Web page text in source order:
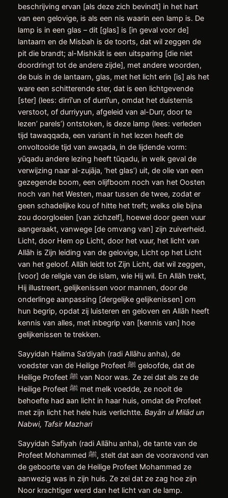
beschrijving ervan [als deze zich bevindt] in het hart
van een gelovige, is als een nis waarin een lamp is. De
lamp is in een glas – dit [glas] is [in geval voor de]
lantaarn en de Misbah is de toorts, dat wil zeggen de
pit die brandt; al-Mishkāt is een uitsparing [die niet
doordringt tot de andere zijde], met andere woorden,
de buis in de lantaarn, glas, met het licht erin [is] als het
ware een schitterende ster, dat is een lichtgevende
[ster] (lees: dirrīʹun of durrī’un, omdat het duisternis
verstoot, of durriyyun, afgeleid van al-Durr, door te
lezen’ parels’) ontstoken, is deze lamp (lees: verleden
tijd tawaqqada, een variant in het lezen heeft de
onvoltooide tijd van awqada, in de lijdende vorm:
yūqadu andere lezing heeft tūqadu, in welk geval de
verwijzing naar al-zujāja, ‘het glas’) uit, de olie van een
gezegende boom, een olijfboom noch van het Oosten
noch van het Westen, maar tussen de twee, zodat er
geen schadelijke kou of hitte het treft; welks olie bijna
zou doorgloeien [van zichzelf], hoewel door geen vuur
aangeraakt, vanwege [de omvang van] zijn zuiverheid.
Licht, door Hem op Licht, door het vuur, het licht van
Allāh is Zijn leiding van de gelovige, Licht op het Licht
van het geloof. Allāh leidt tot Zijn Licht, dat wil zeggen,
[voor] de religie van de islam, wie Hij wil. En Allāh trekt,
Hij illustreert, gelijkenissen voor mannen, door de
onderlinge aanpassing [dergelijke gelijkenissen] om
hun begrip, opdat zij luisteren en geloven en Allāh heeft
kennis van alles, met inbegrip van [kennis van] hoe
gelijkenissen te trekken.
Sayyidah Halima Sa’diyah (radi Allāhu anha), de
voedster van de Heilige Profeet ﷺ geloofde, dat de
Heilige Profeet ﷺ van Noor was. Ze zei dat als ze de
Heilige Profeet ﷺ met melk voedde, ze nooit de
behoefte had aan licht in haar huis, omdat de Profeet
met zijn licht het hele huis verlichtte. Bayān ul Milād un
Nabwi, Tafsir Mazhari
Sayyidah Safiyah (radi Allāhu anha), de tante van de
Profeet Mohammed ﷺ, stelt dat aan de vooravond van
de geboorte van de Heilige Profeet Mohammed ze
aanwezig was in zijn huis. Ze zei dat ze zag hoe zijn
Noor krachtiger werd dan het licht van de lamp.